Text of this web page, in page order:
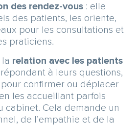
des rendez-vous : elle
des patients, les oriente,
pour les consultations et
praticiens.
la relation avec les patients
à leurs questions,
confirmer ou déplacer
les accueillant parfois
cabinet. Cela demande un
de l’empathie et de la